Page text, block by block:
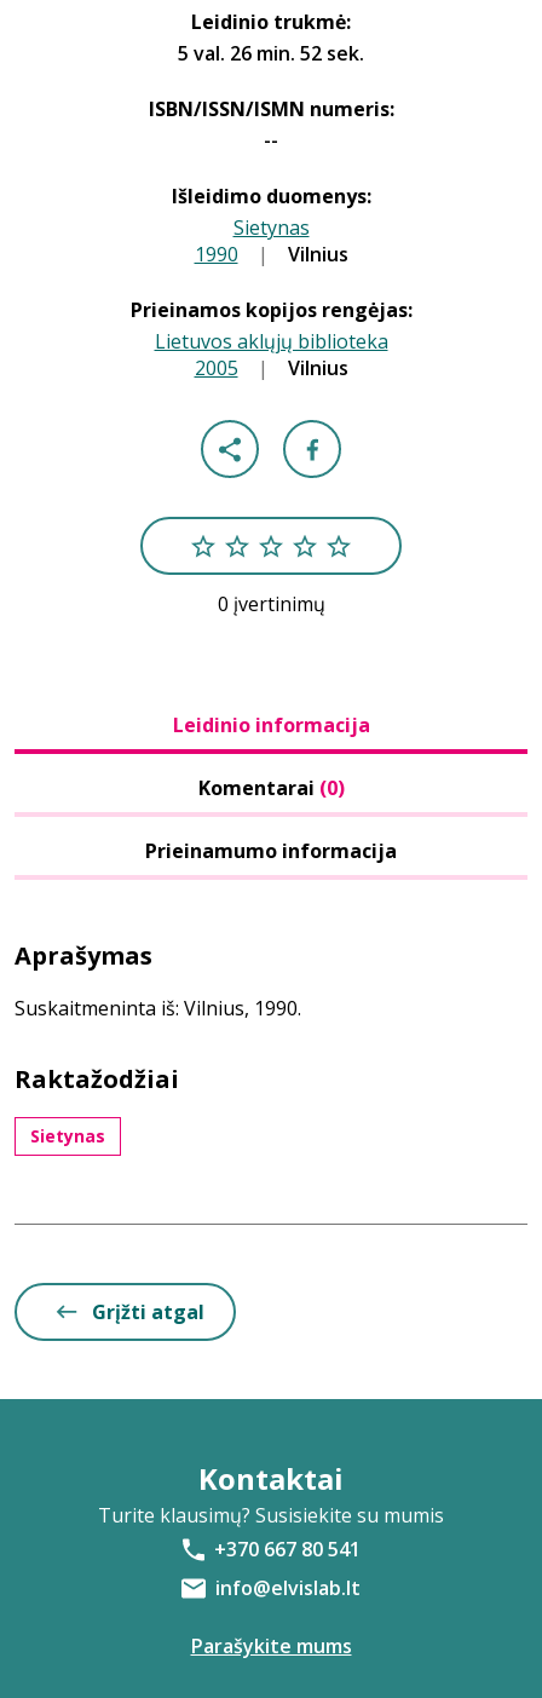
Leidinio trukmė:
5 val. 26 min. 52 sek.
ISBN/ISSN/ISMN numeris:
--
Išleidimo duomenys:
Sietynas
1990 | Vilnius
Prieinamos kopijos rengėjas:
Lietuvos aklųjų biblioteka
2005 | Vilnius
0 įvertinimų
Leidinio informacija
Komentarai (0)
Prieinamumo informacija
Aprašymas
Suskaitmeninta iš: Vilnius, 1990.
Raktažodžiai
Sietynas
Grįžti atgal
Kontaktai
Turite klausimų? Susisiekite su mumis
+370 667 80 541
info@elvislab.lt
Parašykite mums